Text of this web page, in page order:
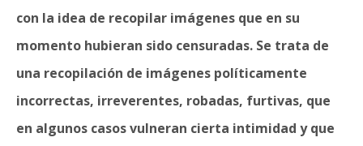
con la idea de recopilar imágenes que en su
momento hubieran sido censuradas. Se trata de
una recopilación de imágenes políticamente
incorrectas, irreverentes, robadas, furtivas, que
en algunos casos vulneran cierta intimidad y que